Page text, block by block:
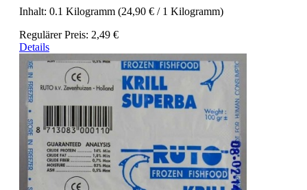
Inhalt: 0.1 Kilogramm (24,90 € / 1 Kilogramm)
Regulärer Preis: 2,49 €
Details